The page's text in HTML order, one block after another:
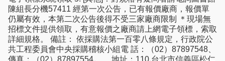
陳組長分機57411 經第一次公告，已有報價廠商，報價單
仍屬有效，本第二次公告後得不受三家廠商限制 ＊現場無
招標文件提供領取，有意報價之廠商請上網電子領標，索取
詳細規格。 備註： 依採購法第一百零八條規定，行政院公
共工程委員會中央採購稽核小組電 話：（02）87897548、
傳真：（02）87897554。 地址：110.台北市信義區松仁